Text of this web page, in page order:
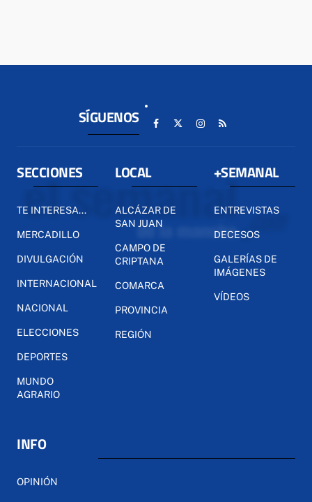
SÍGUENOS
SECCIONES
TE INTERESA...
MERCADILLO
DIVULGACIÓN
INTERNACIONAL
NACIONAL
ELECCIONES
DEPORTES
MUNDO
AGRARIO
LOCAL
ALCÁZAR DE
SAN JUAN
CAMPO DE
CRIPTANA
COMARCA
PROVINCIA
REGIÓN
+SEMANAL
ENTREVISTAS
DECESOS
GALERÍAS DE
IMÁGENES
VÍDEOS
INFO
OPINIÓN